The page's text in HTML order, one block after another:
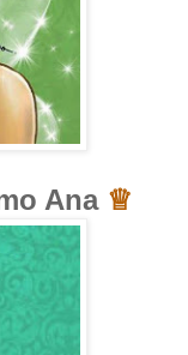
Ana ♕